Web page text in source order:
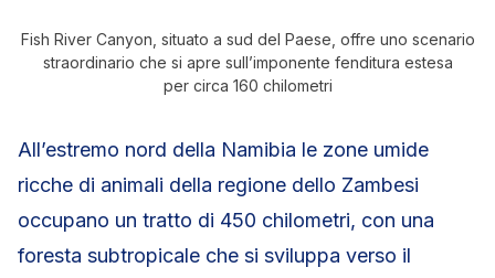
Fish River Canyon, situato a sud del Paese, offre uno scenario
straordinario che si apre sull’imponente fenditura estesa
per circa 160 chilometri
All’estremo nord della Namibia le zone umide
ricche di animali della regione dello Zambesi
occupano un tratto di 450 chilometri, con una
foresta subtropicale che si sviluppa verso il